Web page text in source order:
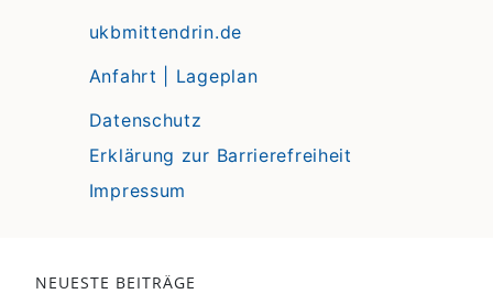
ukbmittendrin.de
Anfahrt | Lageplan
Datenschutz
Erklärung zur Barrierefreiheit
Impressum
NEUESTE BEITRÄGE